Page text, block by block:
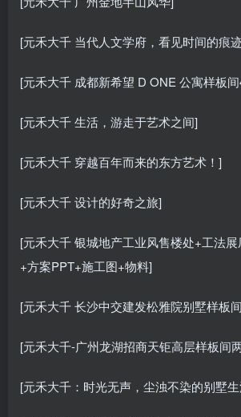
[元禾大千 当代人文学府，看见时间的痕
[元禾大千 成都新希望 D ONE 公寓样板
[元禾大千 生活，游走于艺术之间]
[元禾大千 穿越百年而来的东方艺术！]
[元禾大千 设计的好奇之旅]
[元禾大千 银城地产工业风售楼处+工法
+方案PPT+施工图+物料]
[元禾大千 长沙中交建发松雅院别墅样板
[元禾大千-广州龙湖招商天钜高层样板间
[元禾大千：时光无声，尘浊不染的别墅